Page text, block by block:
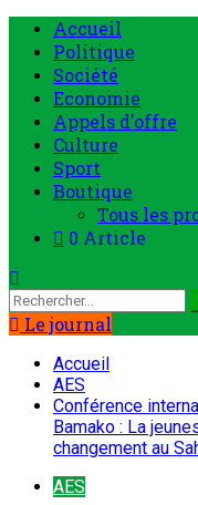
Menu
principal
Accueil
Politique
Société
Economie
Appels d’offre
Culture
Sport
Boutique
Tous les
0 Article
Rechercher :
Le journal
Accueil
AES
Conférence
Bamako : La
changement au
AES